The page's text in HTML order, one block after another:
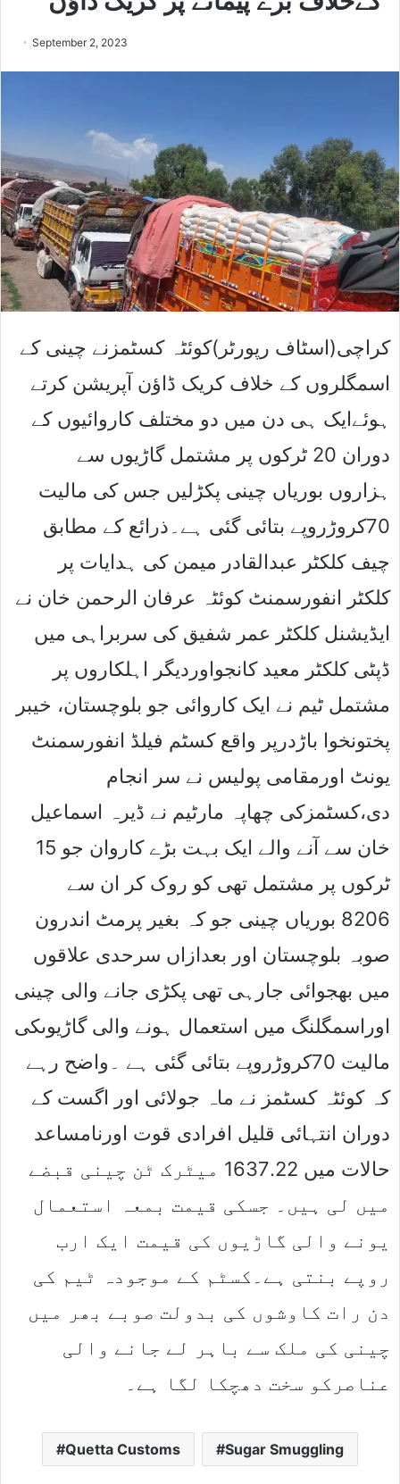
September 2, 2023
کراچی(اسٹاف رپورٹر)کوئٹہ کسٹمزنے چینی کے
اسمگلروں کے خلاف کریک ڈاﺅن آپریشن کرتے
ہوئےایک ہی دن میں دو مختلف کاروائیوں کے
دوران 20 ٹرکوں پر مشتمل گاڑیوں سے
ہزاروں بوریاں چینی پکڑلیں جس کی مالیت
70کروڑروپے بتائی گئی ہے۔ذرائع کے مطابق
چیف کلکٹر عبدالقادر میمن کی ہدایات پر
کلکٹر انفورسمنٹ کوئٹہ عرفان الرحمن خان نے
ایڈیشنل کلکٹر عمر شفیق کی سربراہی میں
ڈپٹی کلکٹر معید کانجواوردیگر اہلکاروں پر
مشتمل ٹیم نے ایک کاروائی جو بلوچستان، خیبر
پختونخوا باڑدرپر واقع کسٹم فیلڈ انفورسمنٹ
یونٹ اورمقامی پولیس نے سر انجام
دی،کسٹمزکی چھاپہ مارٹیم نے ڈیرہ اسماعیل
خان سے آنے والے ایک بہت بڑے کاروان جو 15
ٹرکوں پر مشتمل تھی کو روک کر ان سے
8206 بوریاں چینی جو کہ بغیر پرمٹ اندرون
صوبہ بلوچستان اور بعدازاں سرحدی علاقوں
میں بھجوائی جارہی تھی پکڑی جانے والی چینی
اوراسمگلنگ میں استعمال ہونے والی گاڑیوںکی
مالیت 70کروڑروپے بتائی گئی ہے ۔واضح رہے
کہ کوئٹہ کسٹمز نے ماہ جولائی اور اگست کے
دوران انتہائی قلیل افرادی قوت اورنامساعد
حالات میں 1637.22 میٹرک ٹن چینی قبضے
میں لی ہیں۔ جسکی قیمت بمعہ استعمال
یونے والی گاڑیوں کی قیمت ایک ارب
روپے بنتی ہے۔کسٹم کے موجودہ ٹیم کی
دن رات کاوشوں کی بدولت صوبے بھر میں
چینی کی ملک سے باہر لے جانے والی
عناصرکو سخت دھچکا لگا ہے۔
Quetta Customs Sugar Smuggling